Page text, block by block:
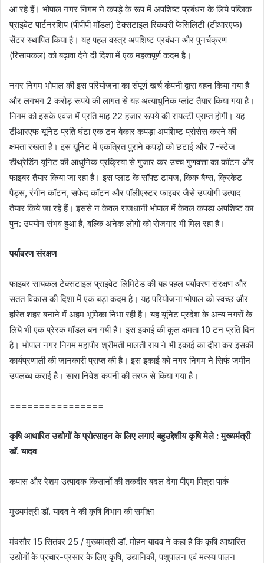
आ रहे हैं। भोपाल नगर निगम ने कपड़े के रूप में अपशिष्ट प्रबंधन के लिये पब्लिक
प्राइवेट पार्टनरशिप (पीपीपी मॉडल) टेक्सटाइल रिकवरी फेसिलिटी (टीआरएफ)
सेंटर स्थापित किया है। यह पहल वस्त्र अपशिष्ट प्रबंधन और पुनर्चक्रण
(रिसायकल) को बढ़ावा देने दी दिशा में एक महत्वपूर्ण कदम है।
नगर निगम भोपाल की इस परियोजना का संपूर्ण खर्च कंपनी द्वारा वहन किया गया है
और लगभग 2 करोड़ रूपये की लागत से यह अत्याधुनिक प्लांट तैयार किया गया है।
निगम को इसके एवज में प्रति माह 22 हजार रूपये की रायल्टी प्राप्त होगी। यह
टीआरएफ यूनिट प्रति घंटा एक टन बेकार कपड़ा अपशिष्ट प्रोसेस करने की
क्षमता रखता है। इस यूनिट में एकत्रित पुराने कपड़ों को छटाई और 7-स्टेज
डीथ्रेडिंग यूनिट की आधुनिक प्रक्रिया से गुजार कर उच्च गुणवत्ता का कॉटन और
फाइबर तैयार किया जा रहा है। इस प्लांट के सॉफ्ट टायज, किक बैग्स, क्रिकेट
पैड्स, रंगीन कॉटन, सफेद कॉटन और पॉलीएस्टर फाइबर जैसे उपयोगी उत्पाद
तैयार किये जा रहे हैं। इससे न केवल राजधानी भोपाल में केवल कपड़ा अपशिष्ट का
पुन: उपयोग संभव हुआ है, बल्कि अनेक लोगों को रोजगार भी मिल रहा है।
पर्यावरण संरक्षण
फाइबर सायकल टेक्सटाइल प्राइवेट लिमिटेड की यह पहल पर्यावरण संरक्षण और
सतत विकास की दिशा में एक बड़ा कदम है। यह परियोजना भोपाल को स्वच्छ और
हरित शहर बनाने में अहम भूमिका निभा रही है। यह यूनिट प्रदेश के अन्य नगरों के
लिये भी एक प्रेरक मॉडल बन गयी है। इस इकाई की कुल क्षमता 10 टन प्रति दिन
है। भोपाल नगर निगम महापौर श्रीमती मालती राय ने भी इकाई का दौरा कर इसकी
कार्यप्रणाली की जानकारी प्राप्त की है। इस इकाई को नगर निगम ने सिर्फ जमीन
उपलब्ध कराई है। सारा निवेश कंपनी की तरफ से किया गया है।
================
कृषि आधारित उद्योगों के प्रोत्साहन के लिए लगाएं बहुउद्देशीय कृषि मेले : मुख्यमंत्री
डॉ. यादव
कपास और रेशम उत्पादक किसानों की तकदीर बदल देगा पीएम मित्रा पार्क
मुख्यमंत्री डॉ. यादव ने की कृषि विभाग की समीक्षा
मंदसौर 15 सितंबर 25 / मुख्यमंत्री डॉ. मोहन यादव ने कहा है कि कृषि आधारित
उद्योगों के प्रचार-प्रसार के लिए कृषि, उद्यानिकी, पशुपालन एवं मत्स्य पालन